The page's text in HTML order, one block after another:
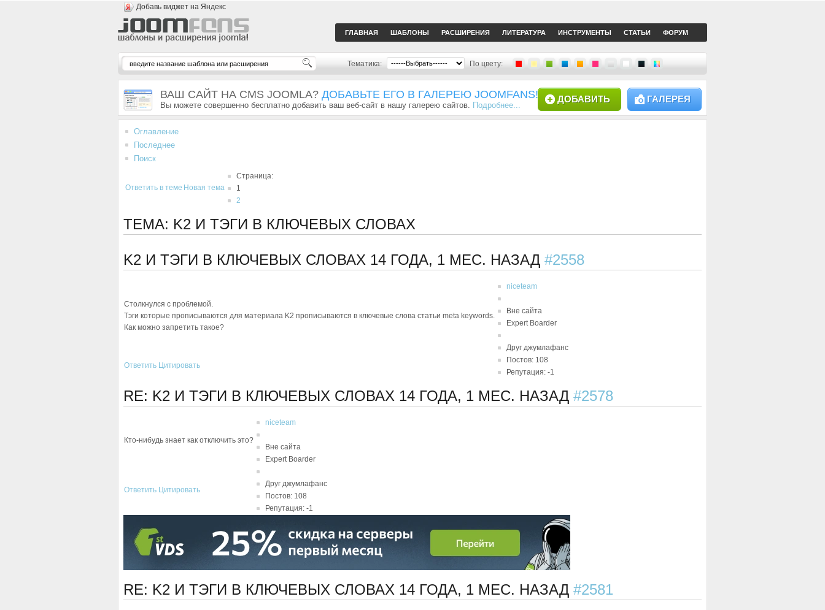
Добавь виджет на Яндекс
ГЛАВНАЯ ШАБЛОНЫ РАСШИРЕНИЯ ЛИТЕРАТУРА ИНСТРУМЕНТЫ СТАТЬИ ФОРУМ
Тематика: По цвету:
ВАШ САЙТ НА CMS JOOMLA? ДОБАВЬТЕ ЕГО В ГАЛЕРЕЮ JOOMFANS!
Вы можете совершенно бесплатно добавить ваш веб-сайт в нашу галерею сайтов. Подробнее...
ГАЛЕРЕЯ
ДОБАВИТЬ
Оглавление
Последнее
Поиск
Ответить в теме Новая тема
Страница:
1
2
ТЕМА: K2 И ТЭГИ В КЛЮЧЕВЫХ СЛОВАХ
K2 И ТЭГИ В КЛЮЧЕВЫХ СЛОВАХ 14 ГОДА, 1 МЕС. НАЗАД #2558
Столкнулся с проблемой.
Тэги которые прописываются для материала K2 прописываются в ключевые слова статьи meta keywords.
Как можно запретить такое?
niceteam
Вне сайта
Expert Boarder
Друг джумлафанс
Постов: 108
Репутация: -1
Ответить Цитировать
RE: K2 И ТЭГИ В КЛЮЧЕВЫХ СЛОВАХ 14 ГОДА, 1 МЕС. НАЗАД #2578
Кто-нибудь знает как отключить это?
niceteam
Вне сайта
Expert Boarder
Друг джумлафанс
Постов: 108
Репутация: -1
Ответить Цитировать
RE: K2 И ТЭГИ В КЛЮЧЕВЫХ СЛОВАХ 14 ГОДА, 1 МЕС. НАЗАД #2581